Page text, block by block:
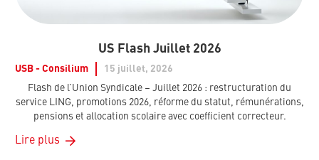
US Flash Juillet 2026
USB - Consilium
15 juillet, 2026
Flash de l’Union Syndicale – Juillet 2026 : restructuration du
service LING, promotions 2026, réforme du statut, rémunérations,
pensions et allocation scolaire avec coefficient correcteur.
Lire plus